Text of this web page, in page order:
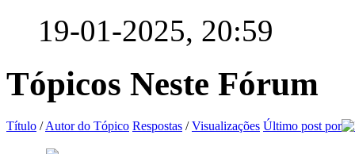
19-01-2025, 20:59
Tópicos Neste Fórum
Título /Autor do Tópico Respostas /Visualizações Último post por